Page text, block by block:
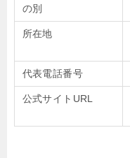
の別
所在地
代表電話番号
公式サイトURL